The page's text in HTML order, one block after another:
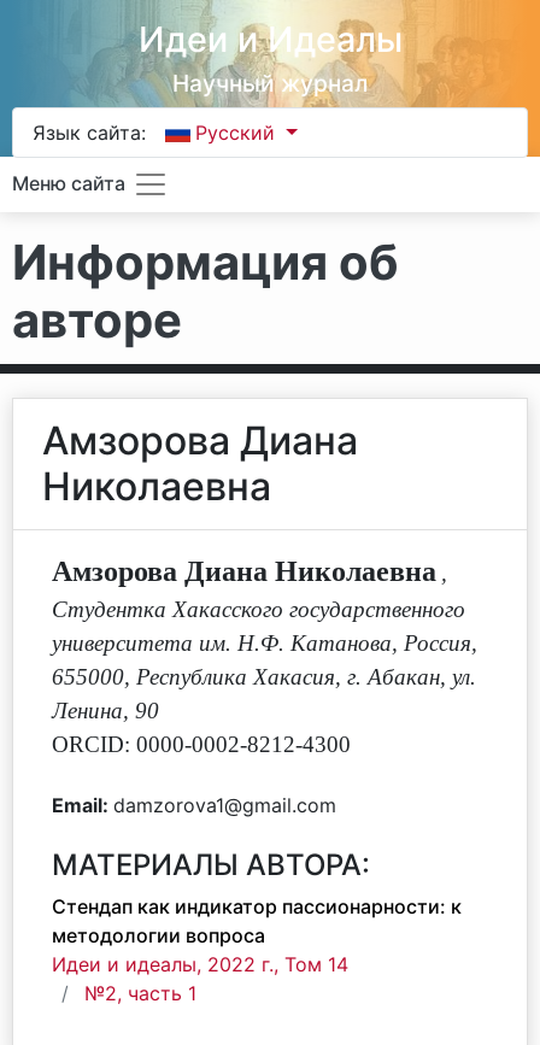
Идеи и Идеалы
Научный журнал
Язык сайта: Русский
Меню сайта
Информация об
авторе
Амзорова Диана
Николаевна
Амзорова Диана Николаевна ,
Студентка Хакасского государственного
университета им. Н.Ф. Катанова, Россия,
655000, Республика Хакасия, г. Абакан, ул.
Ленина, 90
ORCID: 0000-0002-8212-4300
Email: damzorova1@gmail.com
МАТЕРИАЛЫ АВТОРА:
Стендап как индикатор пассионарности: к
методологии вопроса
Идеи и идеалы, 2022 г., Том 14
№2, часть 1